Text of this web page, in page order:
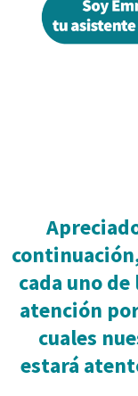
cada uno de
atención
cuales
estará